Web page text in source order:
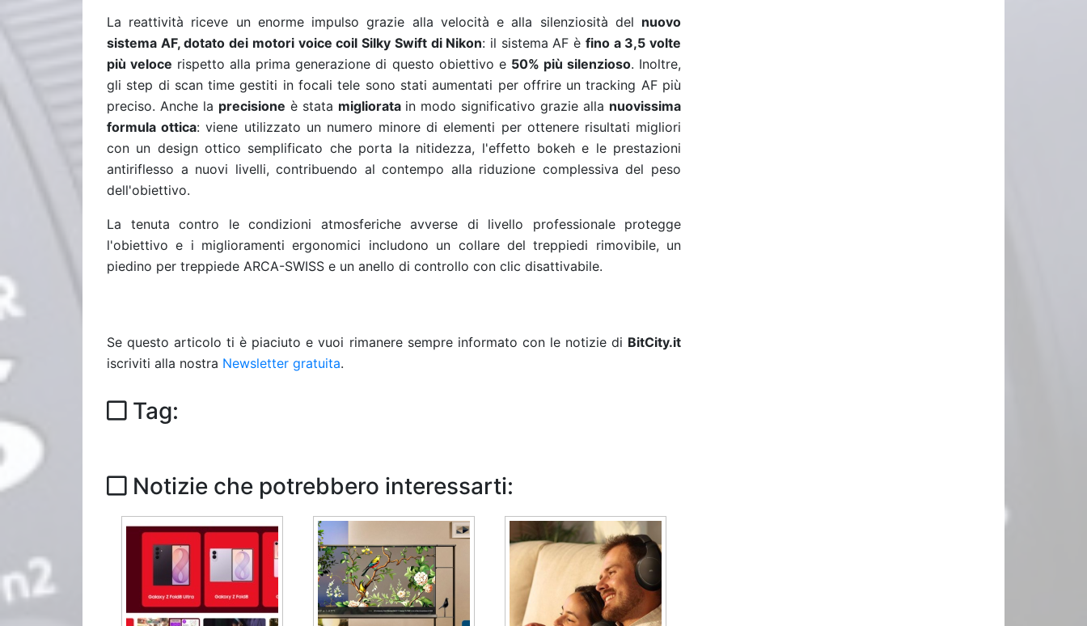
La reattività riceve un enorme impulso grazie alla velocità e alla silenziosità del nuovo
sistema AF, dotato dei motori voice coil Silky Swift di Nikon: il sistema AF è fino a 3,5 volte
più veloce rispetto alla prima generazione di questo obiettivo e 50% più silenzioso. Inoltre,
gli step di scan time gestiti in focali tele sono stati aumentati per offrire un tracking AF più
preciso. Anche la precisione è stata miglioratain modo significativo grazie alla nuovissima
formula ottica: viene utilizzato un numero minore di elementi per ottenere risultati migliori
con un design ottico semplificato che porta la nitidezza, l'effetto bokeh e le prestazioni
antiriflesso a nuovi livelli, contribuendo al contempo alla riduzione complessiva del peso
dell'obiettivo.
La tenuta contro le condizioni atmosferiche avverse di livello professionale protegge
l'obiettivo e i miglioramenti ergonomici includono un collare del treppiedi rimovibile, un
piedino per treppiede ARCA-SWISS e un anello di controllo con clic disattivabile.
Se questo articolo ti è piaciuto e vuoi rimanere sempre informato con le notizie di BitCity.it
iscriviti alla nostra Newsletter gratuita.
Tag:
Notizie che potrebbero interessarti: